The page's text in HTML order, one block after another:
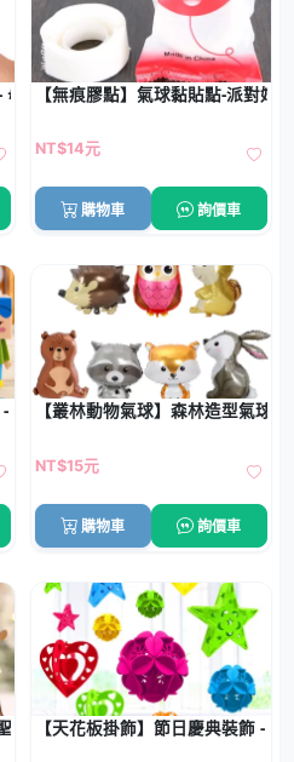
母親節幼兒園專用
【無痕膠點】氣球黏貼點-派對婚
NT$14元
購物車 詢價車
- DIY創意設計
【叢林動物氣球】森林造型氣球-
NT$15元
購物車 詢價車
誕桌面擺飾
【天花板掛飾】節日慶典裝飾 -